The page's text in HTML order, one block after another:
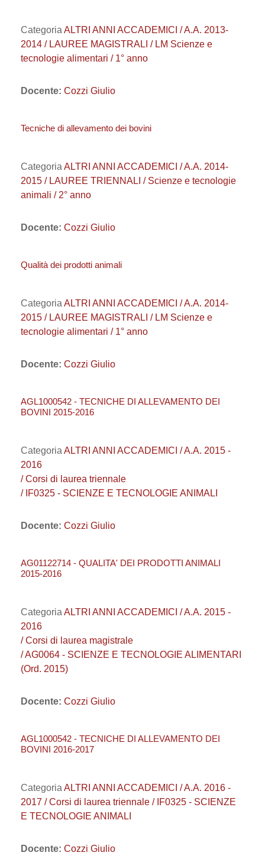
Categoria ALTRI ANNI ACCADEMICI / A.A. 2013-
2014 / LAUREE MAGISTRALI / LM Scienze e
tecnologie alimentari / 1° anno
Docente: Cozzi Giulio
Tecniche di allevamento dei bovini
Categoria ALTRI ANNI ACCADEMICI / A.A. 2014-
2015 / LAUREE TRIENNALI / Scienze e tecnologie
animali / 2° anno
Docente: Cozzi Giulio
Qualità dei prodotti animali
Categoria ALTRI ANNI ACCADEMICI / A.A. 2014-
2015 / LAUREE MAGISTRALI / LM Scienze e
tecnologie alimentari / 1° anno
Docente: Cozzi Giulio
AGL1000542 - TECNICHE DI ALLEVAMENTO DEI
BOVINI 2015-2016
Categoria ALTRI ANNI ACCADEMICI / A.A. 2015 -
2016
/ Corsi di laurea triennale
/ IF0325 - SCIENZE E TECNOLOGIE ANIMALI
Docente: Cozzi Giulio
AG01122714 - QUALITA' DEI PRODOTTI ANIMALI
2015-2016
Categoria ALTRI ANNI ACCADEMICI / A.A. 2015 -
2016
/ Corsi di laurea magistrale
/ AG0064 - SCIENZE E TECNOLOGIE ALIMENTARI
(Ord. 2015)
Docente: Cozzi Giulio
AGL1000542 - TECNICHE DI ALLEVAMENTO DEI
BOVINI 2016-2017
Categoria ALTRI ANNI ACCADEMICI / A.A. 2016 -
2017 / Corsi di laurea triennale / IF0325 - SCIENZE
E TECNOLOGIE ANIMALI
Docente: Cozzi Giulio